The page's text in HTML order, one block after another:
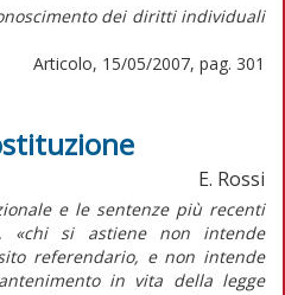
dei diritti individuali
Articolo, 15/05/2007, pag. 301
E. Rossi
e le sentenze più recenti
«chi si astiene non intende
referendario, e non intende
in vita della legge